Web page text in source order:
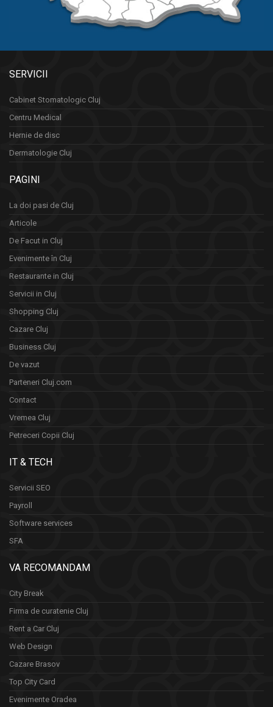
SERVICII
Cabinet Stomatologic Cluj
Centru Medical
Hernie de disc
Dermatologie Cluj
PAGINI
La doi pasi de Cluj
Articole
De Facut in Cluj
Evenimente în Cluj
Restaurante in Cluj
Servicii in Cluj
Shopping Cluj
Cazare Cluj
Business Cluj
De vazut
Parteneri Cluj.com
Contact
Vremea Cluj
Petreceri Copii Cluj
IT & TECH
Servicii SEO
Payroll
Software services
SFA
VA RECOMANDAM
City Break
Firma de curatenie Cluj
Rent a Car Cluj
Web Design
Cazare Brasov
Top City Card
Evenimente Oradea